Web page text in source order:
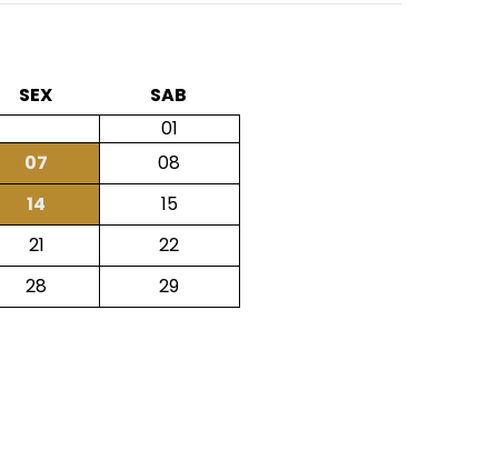
SEX
SAB
01
07
08
14
15
21
22
28
29